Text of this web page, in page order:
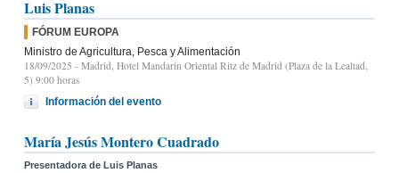
Luis Planas
FÓRUM EUROPA
Ministro de Agricultura, Pesca y Alimentación
18/09/2025 - Madrid, Hotel Mandarin Oriental Ritz de Madrid (Plaza de la Lealtad,
5) 9:00 horas
Información del evento
María Jesús Montero Cuadrado
Presentadora de Luis Planas